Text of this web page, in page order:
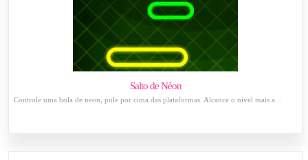
Salto de Néon
Controle uma bola de neon, pule por cima das plataformas. Alcance o nível mais a...